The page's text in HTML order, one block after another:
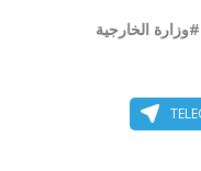
#وزارة الخارجية